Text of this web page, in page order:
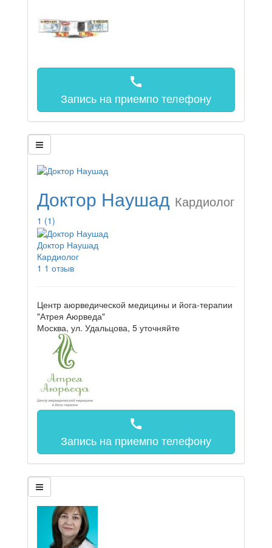
call
Запись на приемпо телефону
Доктор Наушад Кардиолог
1 (1)
Доктор Наушад
Кардиолог
1 1 отзыв
Центр аюрведической медицины и йога-терапии
"Атрея Аюрведа"
Москва, ул. Удальцова, 5 уточняйте
call
Запись на приемпо телефону